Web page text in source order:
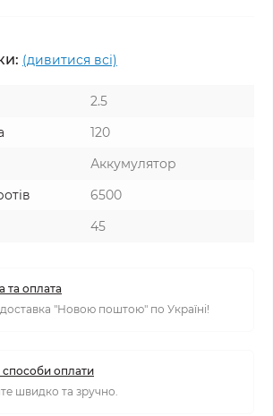
(дивитися всі)
2.5
120
Аккумулятор
6500
45
та оплата
"Новою поштою" по Україні!
способи оплати
швидко та зручно.